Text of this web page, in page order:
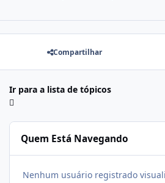
Compartilhar
Ir para a lista de tópicos
Quem Está Navegando
Nenhum usuário registrado